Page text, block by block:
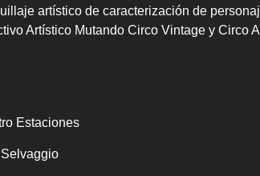
artístico de caracterización de
Artístico Mutando Circo Vintage y Circo
Estaciones